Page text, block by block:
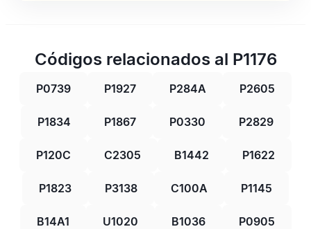
Códigos relacionados al P1176
P0739 P1927 P284A P2605
P1834 P1867 P0330 P2829
P120C C2305 B1442 P1622
P1823 P3138 C100A P1145
B14A1 U1020 B1036 P0905